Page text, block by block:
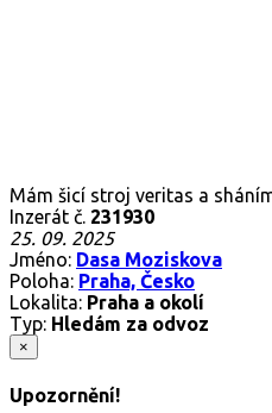
Mám šicí stroj veritas a
Inzerát č. 231930
25. 09. 2025
Jméno: Dasa Moziskova
Poloha: Praha, Česko
Lokalita: Praha a okolí
Typ: Hledám za odvoz
×
Upozornění!